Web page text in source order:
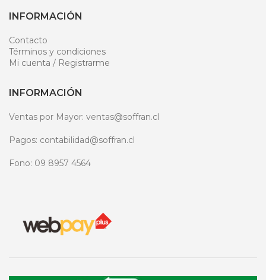
INFORMACIÓN
Contacto
Términos y condiciones
Mi cuenta / Registrarme
INFORMACIÓN
Ventas por Mayor: ventas@soffran.cl
Pagos: contabilidad@soffran.cl
Fono: 09 8957 4564